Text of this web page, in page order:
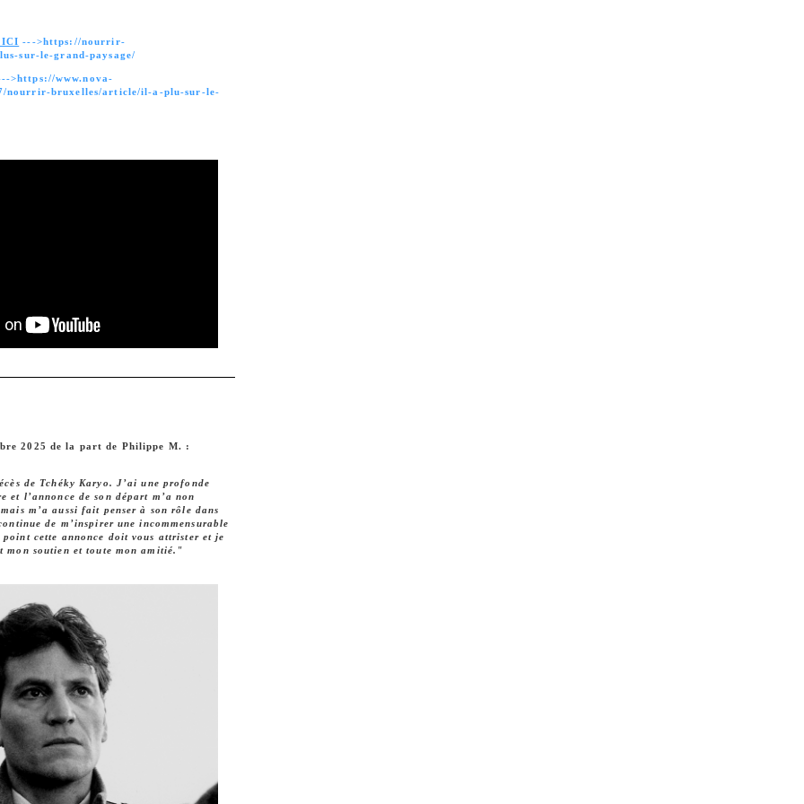
ICI --->https://nourrir-
sur-le-grand-paysage/
>https://www.nova-
nourrir-bruxelles/article/il-a-plu-sur-le-
2025 de la part de Philippe M. :
de Tchéky Karyo. J’ai une profonde
et l’annonce de son départ m’a non
m’a aussi fait penser à son rôle dans
de m’inspirer une incommensurable
point cette annonce doit vous attrister et je
mon soutien et toute mon amitié."